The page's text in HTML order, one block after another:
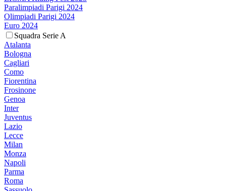
Paralimpiadi Parigi 2024
Olimpiadi Parigi 2024
Euro 2024
Squadra Serie A
Atalanta
Bologna
Cagliari
Como
Fiorentina
Frosinone
Genoa
Inter
Juventus
Lazio
Lecce
Milan
Monza
Napoli
Parma
Roma